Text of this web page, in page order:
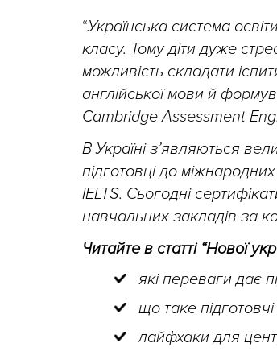
“Українська система
класу. Тому діти дуже
можливість складати
англійської мови й
Cambridge Assessment
В Україні з’являються
підготовці до
IELTS. Сьогодні
навчальних закладів за
Читайте в статті “Нової
які переваги дає
що таке
лайфхаки для